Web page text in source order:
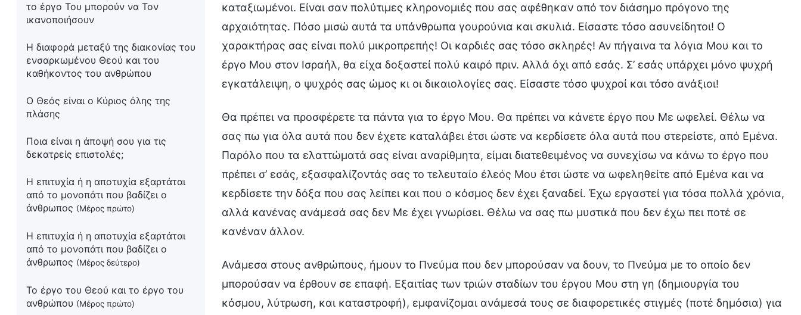
το έργο Του μπορούν να Τον
ικανοποιήσουν
Η διαφορά μεταξύ της διακονίας του
ενσαρκωμένου Θεού και του
καθήκοντος του ανθρώπου
Ο Θεός είναι ο Κύριος όλης της
πλάσης
Ποια είναι η άποψή σου για τις
δεκατρείς επιστολές;
Η επιτυχία ή η αποτυχία εξαρτάται
από το μονοπάτι που βαδίζει ο
άνθρωπος (Μέρος πρώτο)
Η επιτυχία ή η αποτυχία εξαρτάται
από το μονοπάτι που βαδίζει ο
άνθρωπος (Μέρος δεύτερο)
Το έργο του Θεού και το έργο του
ανθρώπου (Μέρος πρώτο)
καταξιωμένοι. Είναι σαν πολύτιμες κληρονομιές που σας αφέθηκαν από τον διάσημο πρόγονο της
αρχαιότητας. Πόσο μισώ αυτά τα υπάνθρωπα γουρούνια και σκυλιά. Είσαστε τόσο ασυνείδητοι! Ο
χαρακτήρας σας είναι πολύ μικροπρεπής! Οι καρδιές σας τόσο σκληρές! Αν πήγαινα τα λόγια Μου και το
έργο Μου στον Ισραήλ, θα είχα δοξαστεί πολύ καιρό πριν. Αλλά όχι από εσάς. Σ’ εσάς υπάρχει μόνο ψυχρή
εγκατάλειψη, ο ψυχρός σας ώμος κι οι δικαιολογίες σας. Είσαστε τόσο ψυχροί και τόσο ανάξιοι!
Θα πρέπει να προσφέρετε τα πάντα για το έργο Μου. Θα πρέπει να κάνετε έργο που Με ωφελεί. Θέλω να
σας πω για όλα αυτά που δεν έχετε καταλάβει έτσι ώστε να κερδίσετε όλα αυτά που στερείστε, από Εμένα.
Παρόλο που τα ελαττώματά σας είναι αναρίθμητα, είμαι διατεθειμένος να συνεχίσω να κάνω το έργο που
πρέπει σ’ εσάς, εξασφαλίζοντάς σας το τελευταίο έλεός Μου έτσι ώστε να ωφεληθείτε από Εμένα και να
κερδίσετε την δόξα που σας λείπει και που ο κόσμος δεν έχει ξαναδεί. Έχω εργαστεί για τόσα πολλά χρόνια,
αλλά κανένας ανάμεσά σας δεν Με έχει γνωρίσει. Θέλω να σας πω μυστικά που δεν έχω πει ποτέ σε
κανέναν άλλον.
Ανάμεσα στους ανθρώπους, ήμουν το Πνεύμα που δεν μπορούσαν να δουν, το Πνεύμα με το οποίο δεν
μπορούσαν να έρθουν σε επαφή. Εξαιτίας των τριών σταδίων του έργου Μου στη γη (δημιουργία του
κόσμου, λύτρωση, και καταστροφή), εμφανίζομαι ανάμεσά τους σε διαφορετικές στιγμές (ποτέ δημόσια) για